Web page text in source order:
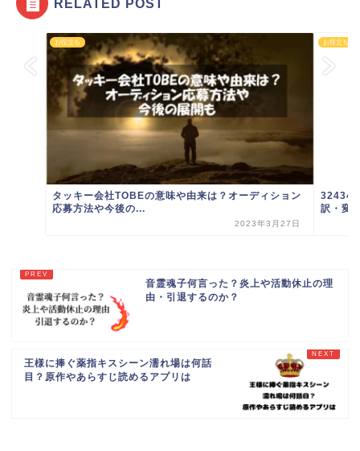
RELATED POST
お役立ち
タッキー会社TOBEの意味や由来は？オーディション
応募方法や今後の...
2023年3月27日
お役立ち
32434
訳・変
音霊魂子何言った？炎上や活動休止の理
由・引退するのか？
王様に捧ぐ薬指キスシーン濡れ場は何話
目？原作やあらすじ読めるアプリは